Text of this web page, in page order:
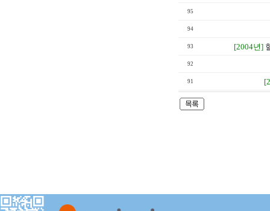
95
94
93 [2004년]
92
91